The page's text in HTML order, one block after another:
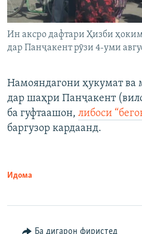
Ин аксро дафтари Ҳизби
дар Панҷакент рӯзи 4-уми
Намояндагони ҳукумат
дар шаҳри Панҷакент
ба гуфтаашон, либоси
баргузор кардаанд.
Идома
Ба дигарон фиристед